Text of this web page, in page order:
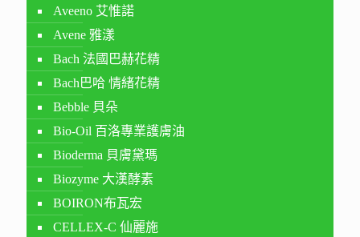
Aveeno 艾惟諾
Avene 雅漾
Bach 法國巴赫花精
Bach巴哈 情緒花精
Bebble 貝朵
Bio-Oil 百洛專業護膚油
Bioderma 貝膚黛瑪
Biozyme 大漢酵素
BOIRON布瓦宏
CELLEX-C 仙麗施